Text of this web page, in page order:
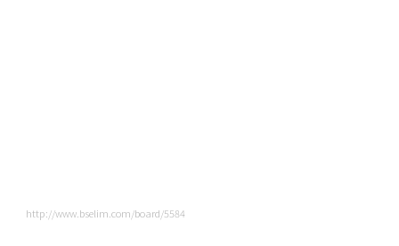
http://www.bselim.com/board/5584